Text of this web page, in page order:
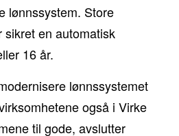
lønnssystem. Store
sikret en automatisk
16 år.
lønnssystemet
også i Virke
til gode, avslutter